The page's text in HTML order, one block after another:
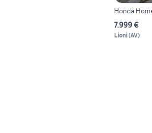
Honda
7.999 €
Lioni(AV)